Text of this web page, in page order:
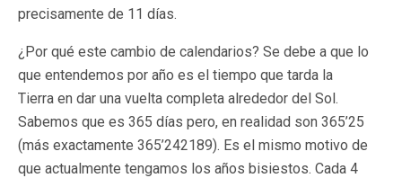
precisamente de 11 días.
¿Por qué este cambio de calendarios? Se debe a que lo
que entendemos por año es el tiempo que tarda la
Tierra en dar una vuelta completa alrededor del Sol.
Sabemos que es 365 días pero, en realidad son 365’25
(más exactamente 365’242189). Es el mismo motivo de
que actualmente tengamos los años bisiestos. Cada 4